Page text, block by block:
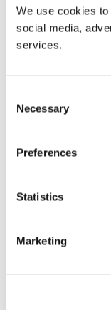
We use cookies
social media,
services.
Selection
Necessary
Preferences
Statistics
Marketing